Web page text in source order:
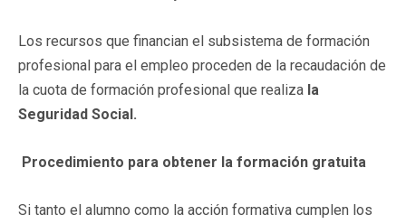
Los recursos que financian el subsistema de formación
profesional para el empleo proceden de la recaudación de
la cuota de formación profesional que realiza la
Seguridad Social.
Procedimiento para obtener la formación gratuita
Si tanto el alumno como la acción formativa cumplen los